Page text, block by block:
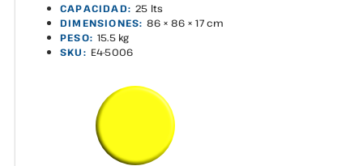
CAPACIDAD: 25 lts
DIMENSIONES: 86 × 86 × 17 cm
PESO: 15.5 kg
SKU: E4-5006